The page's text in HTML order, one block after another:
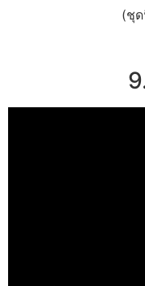
(ชุ